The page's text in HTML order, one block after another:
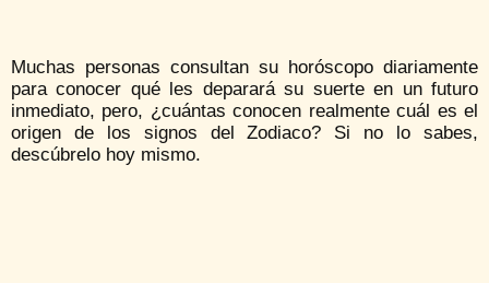
Muchas personas consultan su horóscopo diariamente
para conocer qué les deparará su suerte en un futuro
inmediato, pero, ¿cuántas conocen realmente cuál es el
origen de los signos del Zodiaco? Si no lo sabes,
descúbrelo hoy mismo.